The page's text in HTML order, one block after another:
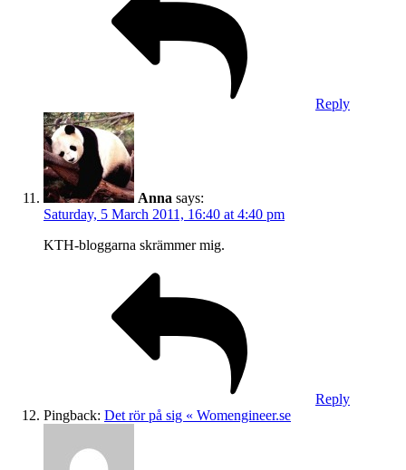
Reply
Anna says:
Saturday, 5 March 2011, 16:40 at 4:40 pm
KTH-bloggarna skrämmer mig.
Reply
Pingback: Det rör på sig « Womengineer.se